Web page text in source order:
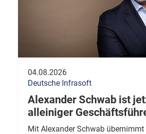
04.08.2026
Deutsche Infrasoft
Alexander Schwab ist
alleiniger
Mit Alexander Schwab übernimmt